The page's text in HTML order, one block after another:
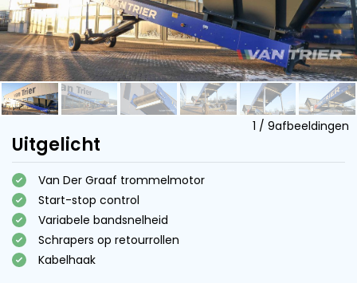
1 / 9afbeeldingen
Uitgelicht
Van Der Graaf trommelmotor
Start-stop control
Variabele bandsnelheid
Schrapers op retourrollen
Kabelhaak